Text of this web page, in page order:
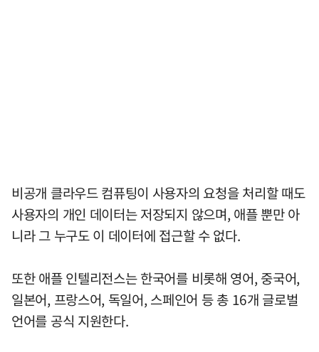
비공개 클라우드 컴퓨팅이 사용자의 요청을 처리할 때도
사용자의 개인 데이터는 저장되지 않으며, 애플 뿐만 아
니라 그 누구도 이 데이터에 접근할 수 없다.
또한 애플 인텔리전스는 한국어를 비롯해 영어, 중국어,
일본어, 프랑스어, 독일어, 스페인어 등 총 16개 글로벌
언어를 공식 지원한다.